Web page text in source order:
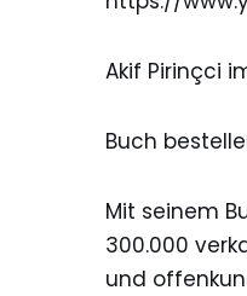
Akif Pirinçci
Buch
Mit seinem
300.000
und